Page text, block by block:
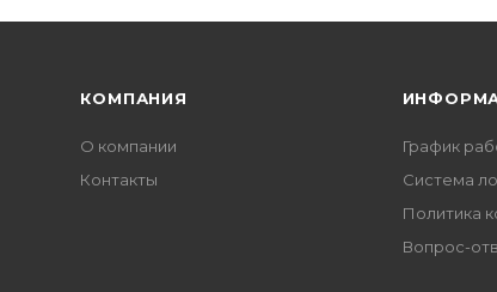
КОМПАНИЯ
О компании
Контакты
График
Система
Политика
Вопрос-